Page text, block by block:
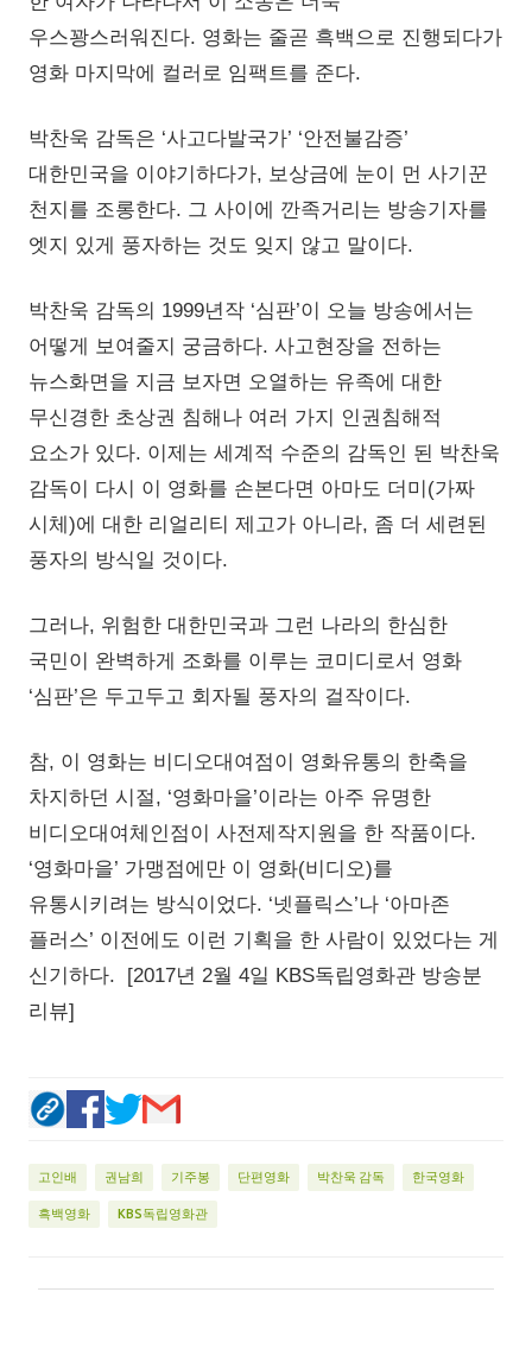
우스꽝스러워진다. 영화는 줄곧 흑백으로 진행되다가
영화 마지막에 컬러로 임팩트를 준다.
박찬욱 감독은 ‘사고다발국가’ ‘안전불감증’
대한민국을 이야기하다가, 보상금에 눈이 먼 사기꾼
천지를 조롱한다. 그 사이에 깐족거리는 방송기자를
엣지 있게 풍자하는 것도 잊지 않고 말이다.
박찬욱 감독의 1999년작 ‘심판’이 오늘 방송에서는
어떻게 보여줄지 궁금하다. 사고현장을 전하는
뉴스화면을 지금 보자면 오열하는 유족에 대한
무신경한 초상권 침해나 여러 가지 인권침해적
요소가 있다. 이제는 세계적 수준의 감독인 된 박찬욱
감독이 다시 이 영화를 손본다면 아마도 더미(가짜
시체)에 대한 리얼리티 제고가 아니라, 좀 더 세련된
풍자의 방식일 것이다.
그러나, 위험한 대한민국과 그런 나라의 한심한
국민이 완벽하게 조화를 이루는 코미디로서 영화
‘심판’은 두고두고 회자될 풍자의 걸작이다.
참, 이 영화는 비디오대여점이 영화유통의 한축을
차지하던 시절, ‘영화마을’이라는 아주 유명한
비디오대여체인점이 사전제작지원을 한 작품이다.
‘영화마을’ 가맹점에만 이 영화(비디오)를
유통시키려는 방식이었다. ‘넷플릭스’나 ‘아마존
플러스’ 이전에도 이런 기획을 한 사람이 있었다는 게
신기하다. [2017년 2월 4일 KBS독립영화관 방송분
리뷰]
고인배 권남희 기주봉 단편영화 박찬욱 감독 한국영화
흑백영화 KBS독립영화관